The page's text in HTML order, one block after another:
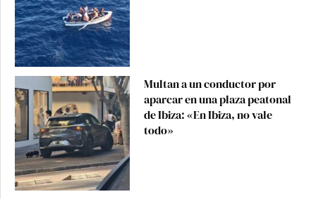
Multan a un conductor por
aparcar en una plaza peatonal
de Ibiza: «En Ibiza, no vale
todo»